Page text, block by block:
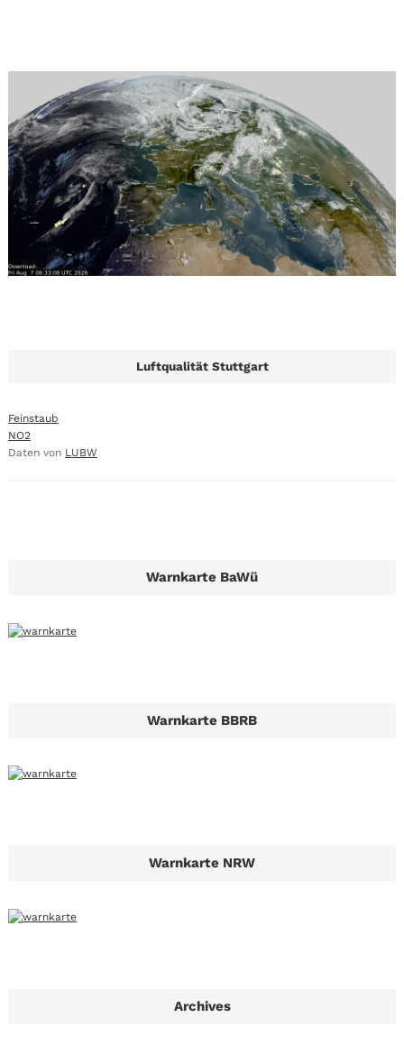
Luftqualität Stuttgart
Feinstaub
NO2
Daten von LUBW
Warnkarte BaWü
Warnkarte BBRB
Warnkarte NRW
Archives